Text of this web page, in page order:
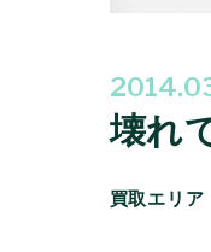
壊れ
買取エリア